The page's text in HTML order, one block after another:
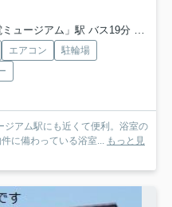
」駅 バス19分 「四軒屋」 停歩3分
エアコン
駐輪場
アム駅にも近くて便利。浴室の
に備わっている浴室...
もっと見